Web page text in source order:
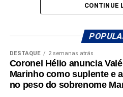
Com a chegada de Pablo, o
com a juventude e capacidade
CONTINUE
DESTAQUE 2 semanas atrás
Coronel Hélio anuncia
Marinho como suplente e
no peso do sobrenome